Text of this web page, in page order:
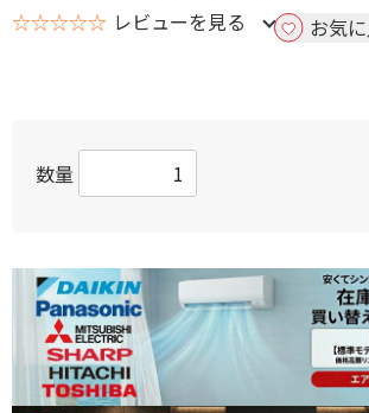
☆☆☆☆☆ レビューを見る お気
数量